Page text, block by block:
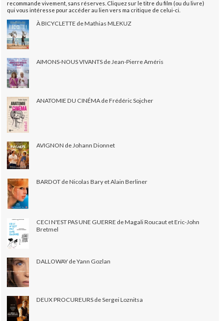
recommande vivement, sans réserves. Cliquez sur le titre du film (ou du livre)
qui vous intéresse pour accéder au lien vers ma critique de celui-ci.
À BICYCLETTE de Mathias MLEKUZ
AIMONS-NOUS VIVANTS de Jean-Pierre Améris
ANATOMIE DU CINÉMA de Frédéric Sojcher
AVIGNON de Johann Dionnet
BARDOT de Nicolas Bary et Alain Berliner
CECI N'EST PAS UNE GUERRE de Magali Roucaut et Eric-John
Bretmel
DALLOWAY de Yann Gozlan
DEUX PROCUREURS de Sergei Loznitsa